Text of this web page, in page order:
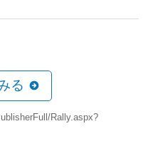
る
Rally.aspx?